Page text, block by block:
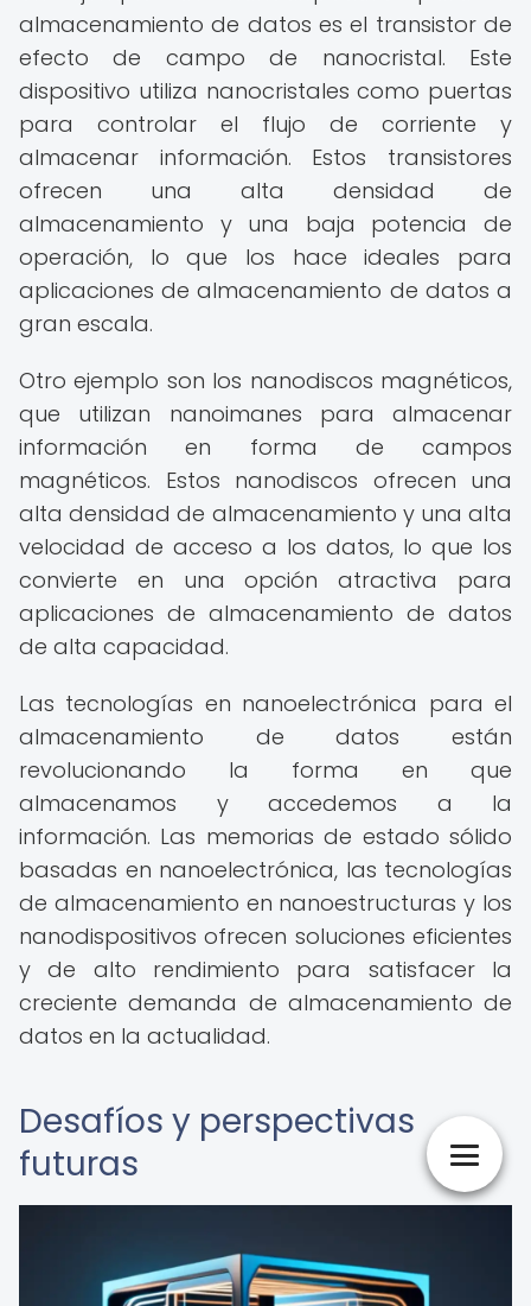
almacenamiento de datos es el transistor de
efecto de campo de nanocristal. Este
dispositivo utiliza nanocristales como puertas
para controlar el flujo de corriente y
almacenar información. Estos transistores
ofrecen una alta densidad de
almacenamiento y una baja potencia de
operación, lo que los hace ideales para
aplicaciones de almacenamiento de datos a
gran escala.
Otro ejemplo son los nanodiscos magnéticos,
que utilizan nanoimanes para almacenar
información en forma de campos
magnéticos. Estos nanodiscos ofrecen una
alta densidad de almacenamiento y una alta
velocidad de acceso a los datos, lo que los
convierte en una opción atractiva para
aplicaciones de almacenamiento de datos
de alta capacidad.
Las tecnologías en nanoelectrónica para el
almacenamiento de datos están
revolucionando la forma en que
almacenamos y accedemos a la
información. Las memorias de estado sólido
basadas en nanoelectrónica, las tecnologías
de almacenamiento en nanoestructuras y los
nanodispositivos ofrecen soluciones eficientes
y de alto rendimiento para satisfacer la
creciente demanda de almacenamiento de
datos en la actualidad.
Desafíos y perspectivas
futuras